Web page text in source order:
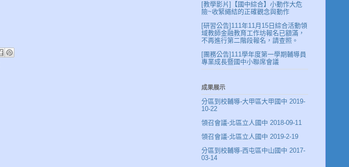
[教學影片]【國中綜合】小動作大危
險~收緊繩結的正確觀念與動作
[研習公告]111年11月15日綜合活動領
域教師金融教育工作坊報名已額滿，
不再進行第二階段報名，請查照。
[團務公告]111學年度第一學期輔導員
專業成長暨國中小聯席會議
成果展示
分區到校輔導-大甲區大甲國中 2019-
10-22
領召會議-北區立人國中 2018-09-11
領召會議-北區立人國中 2019-2-19
分區到校輔導-西屯區中山國中 2017-
03-14